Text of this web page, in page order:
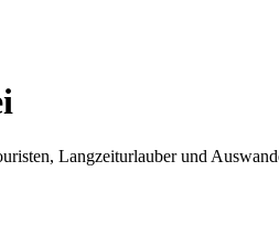
Langzeiturlauber und